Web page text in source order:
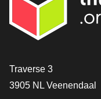
[_General:Contact]
Traverse 3
3905 NL Veenendaal